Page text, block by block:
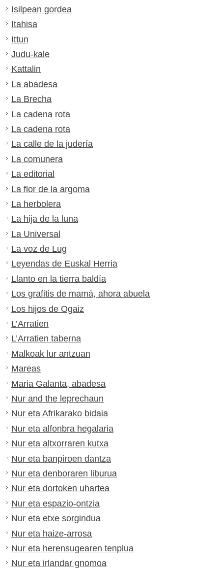
Isilpean gordea
Itahisa
Ittun
Judu-kale
Kattalin
La abadesa
La Brecha
La cadena rota
La cadena rota
La calle de la judería
La comunera
La editorial
La flor de la argoma
La herbolera
La hija de la luna
La Universal
La voz de Lug
Leyendas de Euskal Herria
Llanto en la tierra baldía
Los grafitis de mamá, ahora abuela
Los hijos de Ogaiz
L’Arratien
L’Arratien taberna
Malkoak lur antzuan
Mareas
Maria Galanta, abadesa
Nur and the leprechaun
Nur eta Afrikarako bidaia
Nur eta alfonbra hegalaria
Nur eta altxorraren kutxa
Nur eta banpiroen dantza
Nur eta denboraren liburua
Nur eta dortoken uhartea
Nur eta espazio-ontzia
Nur eta etxe sorgindua
Nur eta haize-arrosa
Nur eta herensugearen tenplua
Nur eta irlandar gnomoa